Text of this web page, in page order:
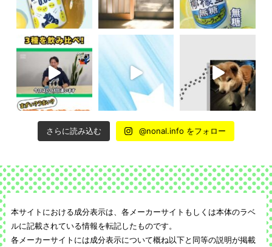
さらに読み込む @nonal.info をフォロー
本サイトにおける成分表示は、各メーカーサイトもしくは本体のラベ
ルに記載されている情報を転記したものです。
各メーカーサイトには成分表示について概ね以下と同等の説明が掲載